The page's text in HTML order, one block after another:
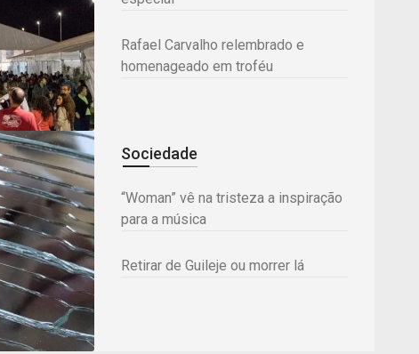
Rafael Carvalho relembrado e
homenageado em troféu
Sociedade
“Woman” vê na tristeza a inspiração
para a música
Retirar de Guileje ou morrer lá